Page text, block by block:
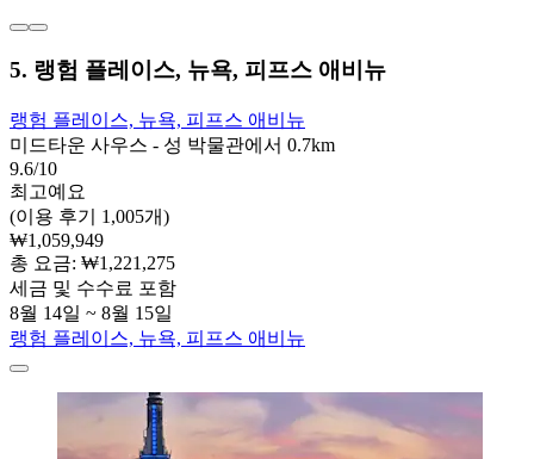
5. 랭험 플레이스, 뉴욕, 피프스 애비뉴
랭험 플레이스, 뉴욕, 피프스 애비뉴
미드타운 사우스 - 성 박물관에서 0.7km
9.6/10
최고예요
(이용 후기 1,005개)
₩1,059,949
총 요금: ₩1,221,275
세금 및 수수료 포함
8월 14일 ~ 8월 15일
랭험 플레이스, 뉴욕, 피프스 애비뉴